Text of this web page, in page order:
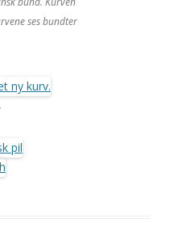
ses bundter